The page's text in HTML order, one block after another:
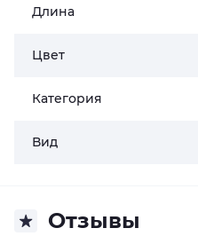
Длина
Цвет
Категория
Вид
Отзывы